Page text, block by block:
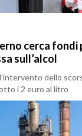
cerca fondi
sull’alcol
dello
i 2 euro al litro